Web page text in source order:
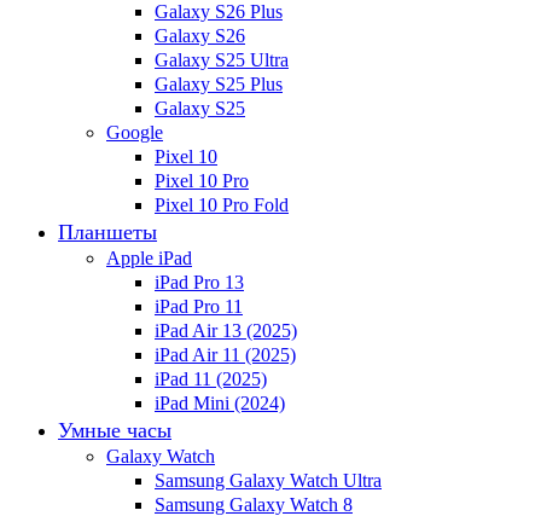
Galaxy S26 Plus
Galaxy S26
Galaxy S25 Ultra
Galaxy S25 Plus
Galaxy S25
Google
Pixel 10
Pixel 10 Pro
Pixel 10 Pro Fold
Планшеты
Apple iPad
iPad Pro 13
iPad Pro 11
iPad Air 13 (2025)
iPad Air 11 (2025)
iPad 11 (2025)
iPad Mini (2024)
Умные часы
Galaxy Watch
Samsung Galaxy Watch Ultra
Samsung Galaxy Watch 8